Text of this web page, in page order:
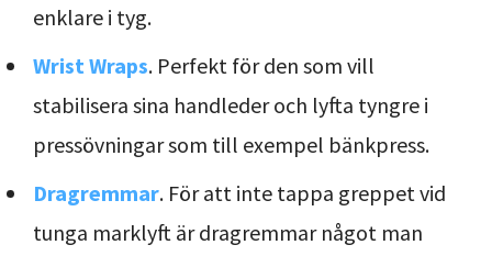
enklare i tyg.
Wrist Wraps. Perfekt för den som vill
stabilisera sina handleder och lyfta tyngre i
pressövningar som till exempel bänkpress.
Dragremmar. För att inte tappa greppet vid
tunga marklyft är dragremmar något man